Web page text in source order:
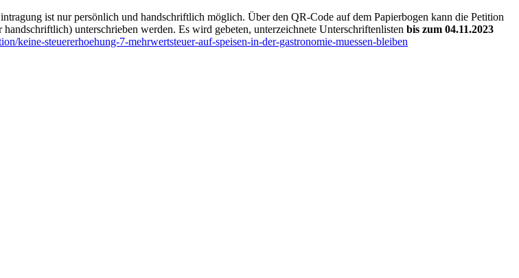
ist nur persönlich und handschriftlich möglich. Über den QR-Code auf dem Papierbogen kann die Petition
unterschrieben werden. Es wird gebeten, unterzeichnete Unterschriftenlisten bis zum 04.11.2023
keine-steuererhoehung-7-mehrwertsteuer-auf-speisen-in-der-gastronomie-muessen-bleiben